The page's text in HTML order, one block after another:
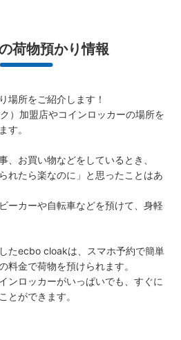
荷物預かり情報
場所をご紹介します！
）加盟店やコインロッカーの場所を
す。
、お買い物などをしているとき、
れたら楽なのに」と思ったことはあ
ーカーや自転車などを預けて、身軽
たecbo cloakは、スマホ予約で簡単
料金で荷物を預けられます。
ンロッカーがいっぱいでも、すぐに
とができます。